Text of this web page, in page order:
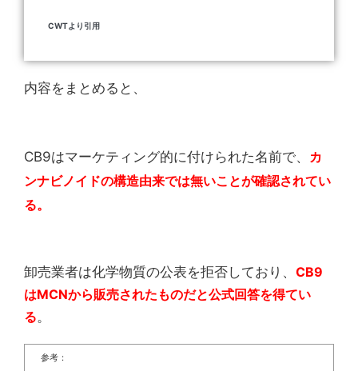
CWTより引用
内容をまとめると、
CB9はマーケティング的に付けられた名前で、 カ
ンナビノイドの構造由来では無いことが確認されてい
る。
卸売業者は化学物質の公表を拒否しており、 CB9
はMCNから販売されたものだと公式回答を得てい
る。
参考：